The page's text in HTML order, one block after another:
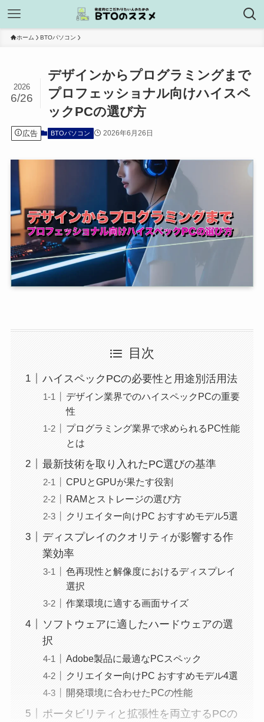
ホーム BTOパソコン
デザインからプログラミングまで
プロフェッショナル向けハイスペ
ックPCの選び方
2026
6/26
広告 BTOパソコン 2026年6月26日
目次
ハイスペックPCの必要性と用途別活用法
デザイン業界でのハイスペックPCの重要
性
プログラミング業界で求められるPC性能
とは
最新技術を取り入れたPC選びの基準
CPUとGPUが果たす役割
RAMとストレージの選び方
クリエイター向けPC おすすめモデル5選
ディスプレイのクオリティが影響する作
業効率
色再現性と解像度におけるディスプレイ
選択
作業環境に適する画面サイズ
ソフトウェアに適したハードウェアの選
択
Adobe製品に最適なPCスペック
クリエイター向けPC おすすめモデル4選
開発環境に合わせたPCの性能
ポータビリティと拡張性を両立するPCの